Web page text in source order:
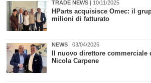
TRADE NEWS | 10/11/2025
HParts acquisisce Omec: il
milioni di fatturato
NEWS | 03/04/2025
​Il nuovo direttore
Nicola Carpene